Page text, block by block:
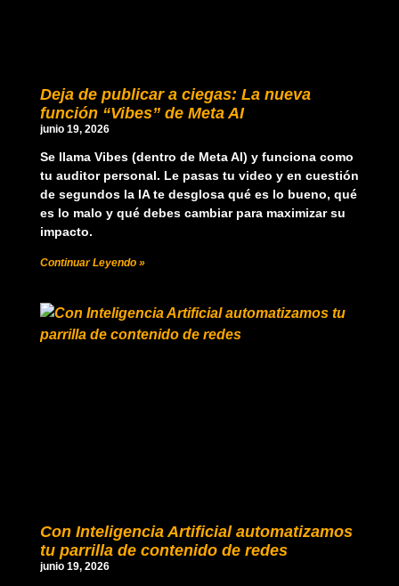
Deja de publicar a ciegas: La nueva
función “Vibes” de Meta AI
junio 19, 2026
Se llama Vibes (dentro de Meta AI) y funciona como
tu auditor personal. Le pasas tu video y en cuestión
de segundos la IA te desglosa qué es lo bueno, qué
es lo malo y qué debes cambiar para maximizar su
impacto.
Continuar Leyendo »
Con Inteligencia Artificial automatizamos
tu parrilla de contenido de redes
junio 19, 2026